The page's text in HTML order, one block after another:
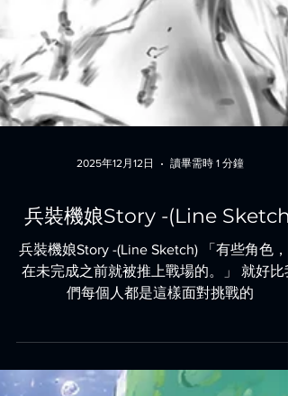
兵裝機娘Story -(Line Sketch)
兵裝機娘Story -(Line Sketch) 「有些角色，
在未完成之前就被推上戰場的。」 就好比